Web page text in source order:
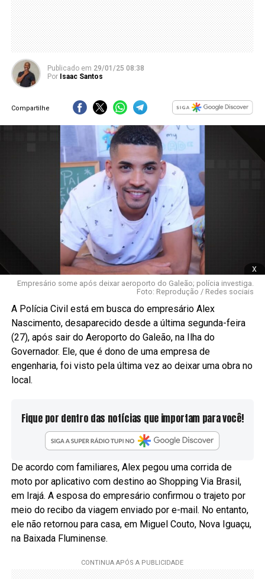
Publicado em 29/01/25 08:38
Por Isaac Santos
Compartilhe
x
Empresário some após deixar aeroporto do Galeão; polícia investiga.
Foto: Reprodução / Redes sociais
A Polícia Civil está em busca do empresário Alex
Nascimento, desaparecido desde a última segunda-feira
(27), após sair do Aeroporto do Galeão, na Ilha do
Governador. Ele, que é dono de uma empresa de
engenharia, foi visto pela última vez ao deixar uma obra no
local.
Fique por dentro das notícias que importam para você!
De acordo com familiares, Alex pegou uma corrida de
moto por aplicativo com destino ao Shopping Via Brasil,
em Irajá. A esposa do empresário confirmou o trajeto por
meio do recibo da viagem enviado por e-mail. No entanto,
ele não retornou para casa, em Miguel Couto, Nova Iguaçu,
na Baixada Fluminense.